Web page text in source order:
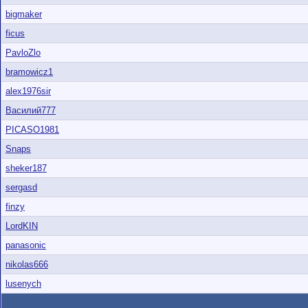
bigmaker
ficus
PavloZlo
bramowicz1
alex1976sir
Василий777
PICASO1981
Snaps
sheker187
sergasd
finzy
LordKIN
panasonic
nikolas666
lusenych